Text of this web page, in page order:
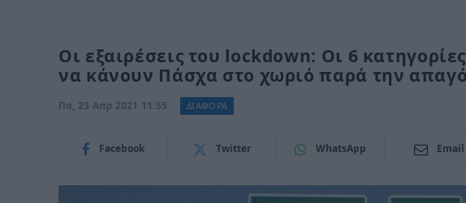
Οι εξαιρέσεις του lockdown: Οι 6
να κάνουν Πάσχα στο χωριό παρά την
Πα, 23 Απρ 2021 11:55 ΔΙΑΦΟΡΑ
Facebook Twitter WhatsApp Email